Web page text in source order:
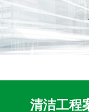
清洁工程